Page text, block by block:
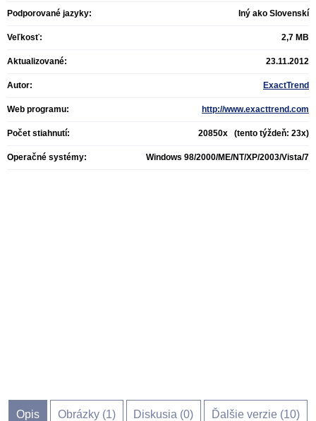
Podporované jazyky: Iný ako Slovenskí
Veľkosť: 2,7 MB
Aktualizované: 23.11.2012
Autor: ExactTrend
Web programu: http://www.exacttrend.com
Počet stiahnutí: 20850x (tento týždeň: 23x)
Operačné systémy: Windows 98/2000/ME/NT/XP/2003/Vista/7
Opis Obrázky (1) Diskusia (0) Ďalšie verzie (10)